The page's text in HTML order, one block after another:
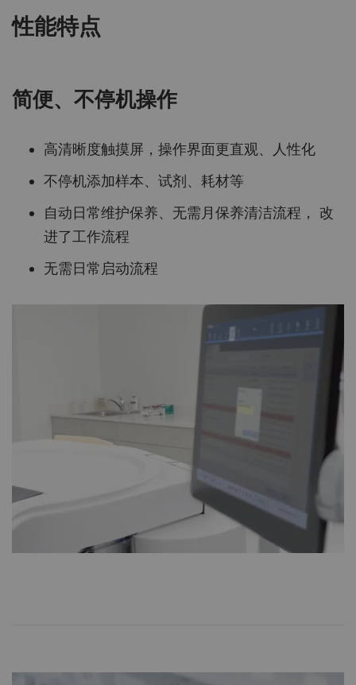
性能特点
简便、不停机操作
高清晰度触摸屏，操作界面更直观、人性化
不停机添加样本、试剂、耗材等
自动日常维护保养、无需月保养清洁流程， 改
进了工作流程
无需日常启动流程